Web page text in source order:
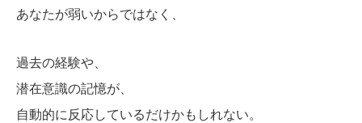
あなたが弱いからではなく、
過去の経験や、
潜在意識の記憶が、
自動的に反応しているだけかもしれない。